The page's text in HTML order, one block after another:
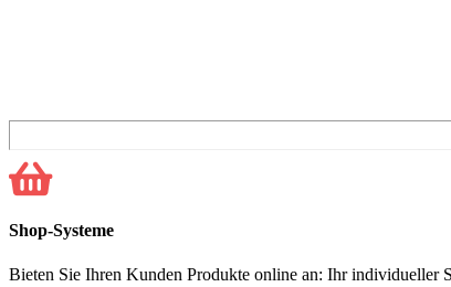
Shop-Systeme
Bieten Sie Ihren Kunden Produkte online an: Ihr individueller